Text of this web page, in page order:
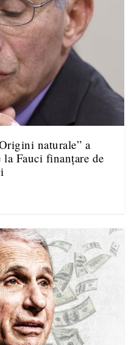
naturale” a
Fauci finanțare de